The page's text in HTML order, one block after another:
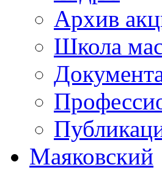
Архив
Школа
Маяковский